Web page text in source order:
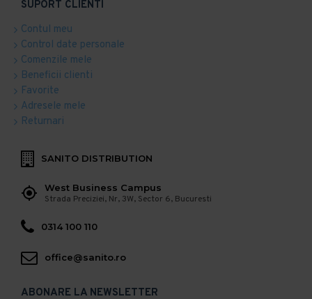
SUPORT CLIENTI
Contul meu
Control date personale
Comenzile mele
Beneficii clienti
Favorite
Adresele mele
Returnari
SANITO DISTRIBUTION
West Business Campus
Strada Preciziei, Nr, 3W, Sector 6, Bucuresti
0314 100 110
office@sanito.ro
ABONARE LA NEWSLETTER